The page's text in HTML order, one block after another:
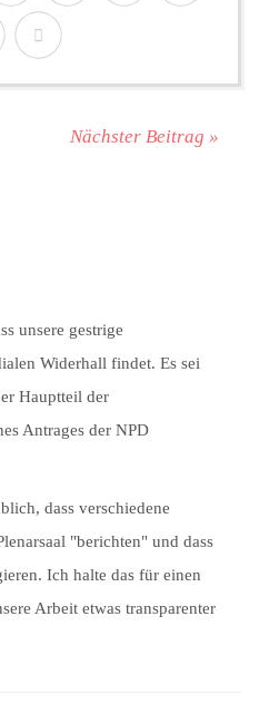
Nächster Beitrag »
unsere gestrige
Widerhall findet. Es sei
Hauptteil der
Antrages der NPD
dass verschiedene
"berichten" und dass
Ich halte das für einen
Arbeit etwas transparenter